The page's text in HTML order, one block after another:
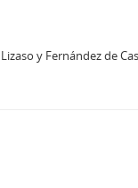
y Fernández de